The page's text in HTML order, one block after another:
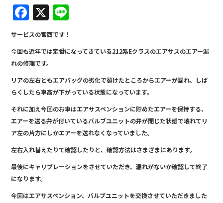
F
a
c
e
b
o
o
k
X
e
サービスの宮西です！
今回も近年では定番になってきている212系Eクラスのエアサスのエアー漏
れの修理です。
リアの左右ともエアバッグの劣化で裂けたところからエアーが漏れ、しば
らくしたら車高が下がっている状態になっています。
それに加え今回のお車はエアサスペンションに貯めたエアーを保持する、
エアーを送る弁が付いているバルブユニットの弁が閉じた状態で壊れてリ
ア左の片方にしかエアーを送れなくなっていました。
左右入れ替えたりて確認したりと、確認方法はさまざまにあります。
最後にキャリブレーションをさせていただき、漏れがないか確認して終了
になります。
今回はエアサスペンション、バルブユニットを交換させていただきました